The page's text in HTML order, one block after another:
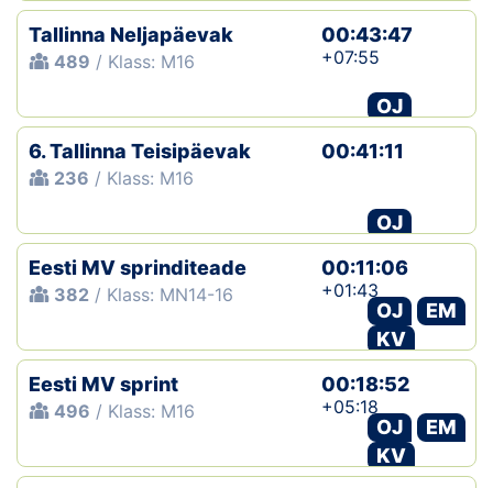
Tallinna Neljapäevak
489 / Klass: M16
00:43:47
+07:55
OJ
6. Tallinna Teisipäevak
236 / Klass: M16
00:41:11
OJ
Eesti MV sprinditeade
382 / Klass: MN14-16
00:11:06
+01:43
OJ
EM
KV
Eesti MV sprint
496 / Klass: M16
00:18:52
+05:18
OJ
EM
KV